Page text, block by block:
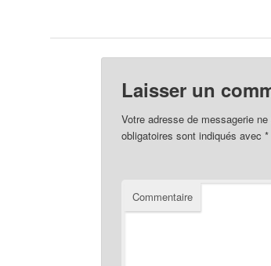
Laisser un
Votre adresse de messagerie
obligatoires sont indiqués avec *
Commentaire